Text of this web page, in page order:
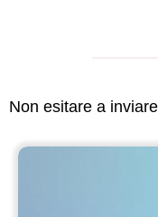
Non esitare a